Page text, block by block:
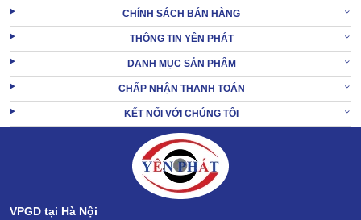
Do tỷ lệ phát sinh lỗi dưới 0,1% nên tình trạng gián đoạn công việc
do sự cố là điều cực hi hữu.
Tiết kiệm năng lượng
CHÍNH SÁCH BÁN HÀNG
THÔNG TIN YÊN PHÁT
DANH MỤC SẢN PHẨM
CHẤP NHẬN THANH TOÁN
KẾT NỐI VỚI CHÚNG TÔI
VPGD tại Hà Nội